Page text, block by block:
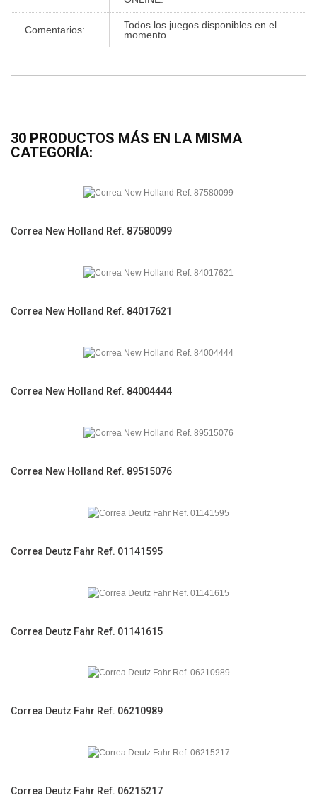
Comentarios:
Todos los juegos disponibles en el
momento
30 PRODUCTOS MÁS EN LA MISMA
CATEGORÍA:
Correa New Holland Ref. 87580099
Correa New Holland Ref. 84017621
Correa New Holland Ref. 84004444
Correa New Holland Ref. 89515076
Correa Deutz Fahr Ref. 01141595
Correa Deutz Fahr Ref. 01141615
Correa Deutz Fahr Ref. 06210989
Correa Deutz Fahr Ref. 06215217